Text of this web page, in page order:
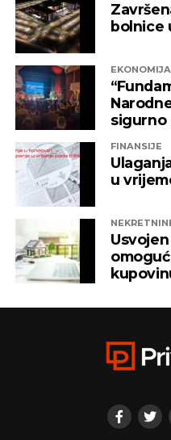
bolnice
EKONOMIJA
sigurno
FINANSIJE
u